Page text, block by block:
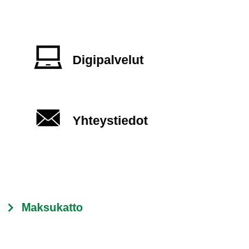
Digipalvelut
Yhteystiedot
Maksukatto